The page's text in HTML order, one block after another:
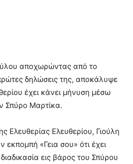
αποχωρώντας από το
δηλώσεις της, αποκάλυψε
έχει κάνει μήνυση μέσω
Σπύρο Μαρτίκα.
Ελευθερίας Ελευθερίου, Γιούλη
εκπομπή «Γεια σου» ότι έχει
εις βάρος του Σπύρου